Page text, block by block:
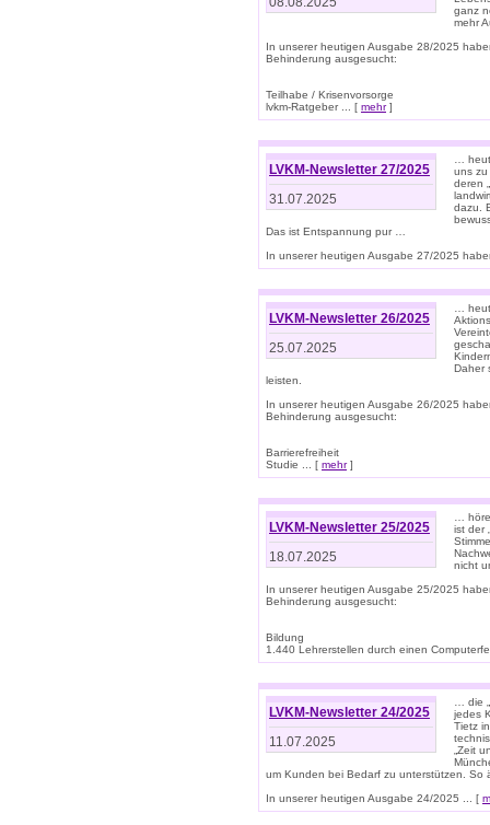
ganz
mehr
In unserer heutigen Ausgabe 28/2025
Behinderung ausgesucht:
Teilhabe / Krisenvorsorge
lvkm-Ratgeber ... [ mehr]
LVKM-Newsletter 27/2025
31.07.2025
…
uns zu
deren
dazu.
Das ist Entspannung pur …
In unserer heutigen Ausgabe 27/2025
LVKM-Newsletter 26/2025
25.07.2025
…
Daher
leisten.
In unserer heutigen Ausgabe 26/2025
Behinderung ausgesucht:
Barrierefreiheit
Studie ... [ mehr]
LVKM-Newsletter 25/2025
18.07.2025
…
ist der
nicht
In unserer heutigen Ausgabe 25/2025
Behinderung ausgesucht:
Bildung
1.440 Lehrerstellen durch einen
LVKM-Newsletter 24/2025
11.07.2025
… die
jedes
Tietz
„Zeit
um Kunden bei Bedarf zu unterstützen.
In unserer heutigen Ausgabe 24/2025 ... [